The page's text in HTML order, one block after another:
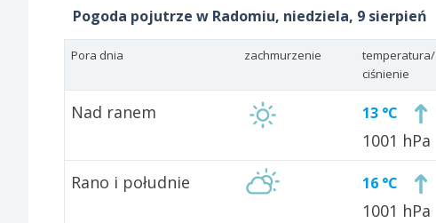
Pogoda pojutrze w Radomiu, niedziela, 9 sierpień
Pora dnia zachmurzenie
temperatura/
ciśnienie
Nad ranem 13 °C
1001 hPa
Rano i południe 16 °C
1001 hPa